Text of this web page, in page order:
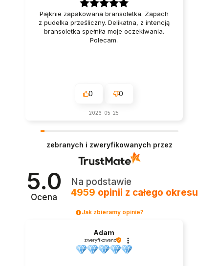
Pięknie zapakowana bransoletka. Zapach
z pudełka prześliczny. Delikatna, z intencją
bransoletka spełniła moje oczekiwania.
Polecam.
0 0
2026-05-25
zebranych i zweryfikowanych przez
5.0
Ocena
Na podstawie
4959 opinii z całego okresu
Jak zbieramy opinie?
Adam
zweryfikowano